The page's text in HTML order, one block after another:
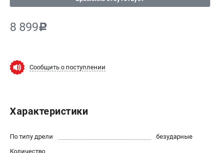
СЕРВИС
Сервисный центр
ИНФОРМАЦИЯ
Юридическим лицам
8 899c
Сообщить о поступлении
Характеристики
По типу дрели
безударные
Количество